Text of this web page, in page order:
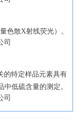
色散X射线荧光）。
的特定样品元素具有
低硫含量的测定。